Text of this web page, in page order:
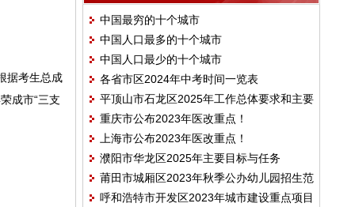
据考生总成
成市“三支
中国最穷的十个城市
中国人口最多的十个城市
中国人口最少的十个城市
各省市区2024年中考时间一览表
平顶山市石龙区2025年工作总体要求和主要
目标
重庆市公布2023年医改重点！
上海市公布2023年医改重点！
濮阳市华龙区2025年主要目标与任务
莆田市城厢区2023年秋季公办幼儿园招生范
围、时间及电话的公告
呼和浩特市开发区2023年城市建设重点项目